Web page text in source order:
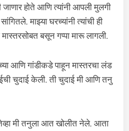
जाणार होते आणि त्यांनी आपली मुलगी
माझ्या घरच्यांनी त्यांची ही
बसून गप्पा मारू लागली.
आणि गांडीकडे पाहून मास्तरचा लंड
चुदाई केली. ती चुदाई मी आणि तनु
मी तनुला आत खोलीत नेले. आता